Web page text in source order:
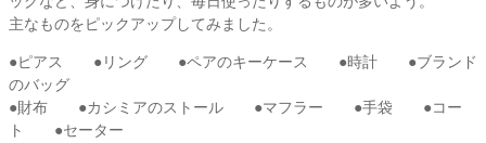
主なものをピックアップしてみました。
●ピアス ●リング ●ペアのキーケース ●時計 ●ブランド
のバッグ
●財布 ●カシミアのストール ●マフラー ●手袋 ●コー
ト ●セーター